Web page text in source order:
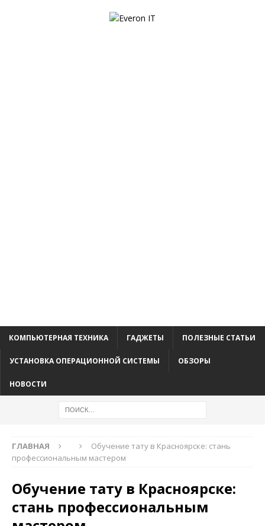
КОМПЬЮТЕРНАЯ ТЕХНИКА ГАДЖЕТЫ ПОЛЕЗНЫЕ СТАТЬИ
УСТАНОВКА ОПЕРАЦИОННОЙ СИСТЕМЫ ОБЗОРЫ
НОВОСТИ
ГЛАВНАЯ
Обучение тату в Красноярске: стань
профессиональным мастером
Обучение тату в Красноярске:
стань профессиональным